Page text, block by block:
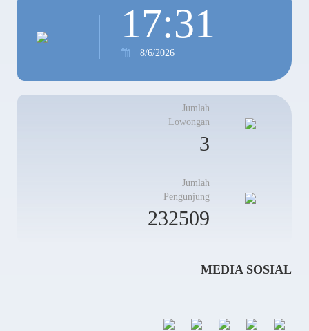
17:31
8/6/2026
Jumlah
Lowongan
3
Jumlah
Pengunjung
232509
MEDIA SOSIAL